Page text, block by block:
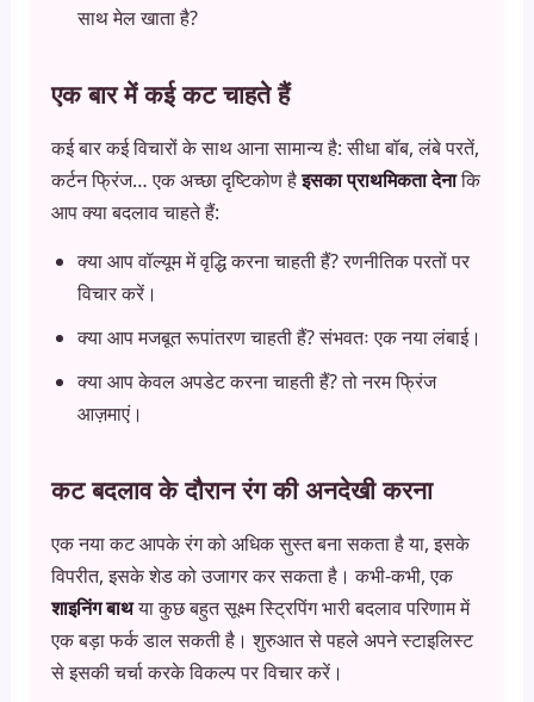
साथ मेल खाता है?
एक बार में कई कट चाहते हैं
कई बार कई विचारों के साथ आना सामान्य है: सीधा बॉब, लंबे परतें,
कर्टन फ्रिंज… एक अच्छा दृष्टिकोण हैइसका प्राथमिकता देनाकि
आप क्या बदलाव चाहते हैं:
क्या आप वॉल्यूम में वृद्धि करना चाहती हैं? रणनीतिक परतों पर
विचार करें।
क्या आप मजबूत रूपांतरण चाहती हैं? संभवतः एक नया लंबाई।
क्या आप केवल अपडेट करना चाहती हैं? तो नरम फ्रिंज
आज़माएं।
कट बदलाव के दौरान रंग की अनदेखी करना
एक नया कट आपके रंग को अधिक सुस्त बना सकता है या, इसके
विपरीत, इसके शेड को उजागर कर सकता है। कभी-कभी, एक
शाइनिंग बाथया कुछ बहुत सूक्ष्म स्ट्रिपिंग भारी बदलाव परिणाम में
एक बड़ा फर्क डाल सकती है। शुरुआत से पहले अपने स्टाइलिस्ट
से इसकी चर्चा करके विकल्प पर विचार करें।